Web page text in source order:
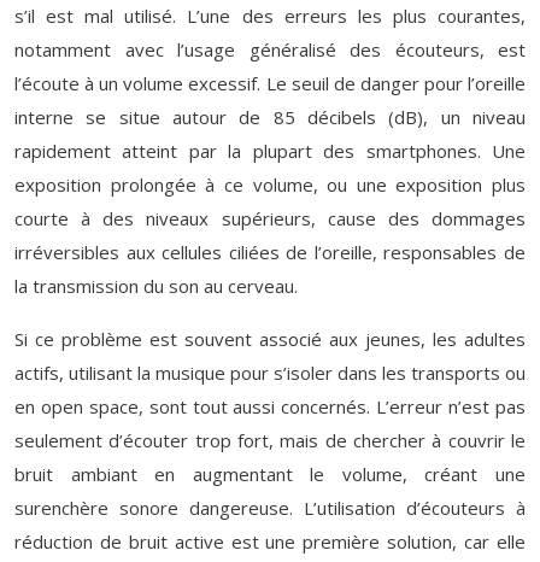
s’il est mal utilisé. L’une des erreurs les plus courantes,
notamment avec l’usage généralisé des écouteurs, est
l’écoute à un volume excessif. Le seuil de danger pour l’oreille
interne se situe autour de 85 décibels (dB), un niveau
rapidement atteint par la plupart des smartphones. Une
exposition prolongée à ce volume, ou une exposition plus
courte à des niveaux supérieurs, cause des dommages
irréversibles aux cellules ciliées de l’oreille, responsables de
la transmission du son au cerveau.
Si ce problème est souvent associé aux jeunes, les adultes
actifs, utilisant la musique pour s’isoler dans les transports ou
en open space, sont tout aussi concernés. L’erreur n’est pas
seulement d’écouter trop fort, mais de chercher à couvrir le
bruit ambiant en augmentant le volume, créant une
surenchère sonore dangereuse. L’utilisation d’écouteurs à
réduction de bruit active est une première solution, car elle